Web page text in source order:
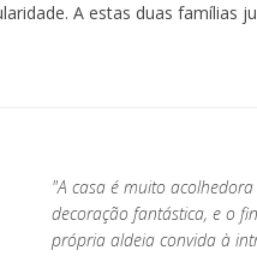
A estas duas famílias
"A casa é muito
decoração fantástica, e o
própria aldeia convida à